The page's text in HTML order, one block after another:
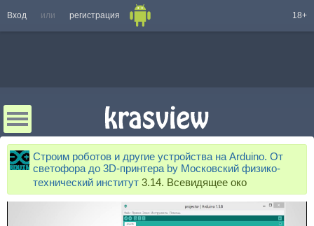
Вход или регистрация 18+
Строим роботов и другие устройства на Arduino. От
светофора до 3D-принтера by Московский физико-
технический институт 3.14. Всевидящее око